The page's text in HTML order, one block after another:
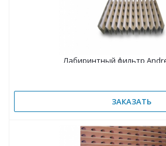
Лабиринтный фильтр
ЗАКАЗАТЬ